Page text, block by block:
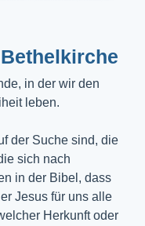
in der wir den
leben.
der Suche sind, die
sich nach
in der Bibel, dass
Jesus für uns alle
Herkunft oder